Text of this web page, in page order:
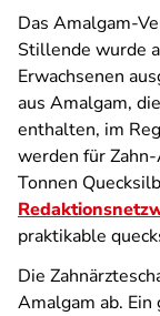
Das Amalgam-
Stillende wurde
Erwachsenen
aus Amalgam,
enthalten, im
werden für
Tonnen
praktikable
Die
Amalgam ab.